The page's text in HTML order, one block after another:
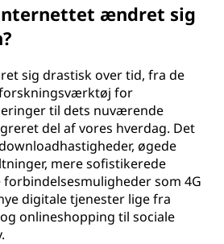
ændret sig
sig drastisk over tid, fra de
for
til dets nuværende
del af vores hverdag. Det
øgede
mere sofistikerede
som 4G
digitale tjenester lige fra
onlineshopping til sociale